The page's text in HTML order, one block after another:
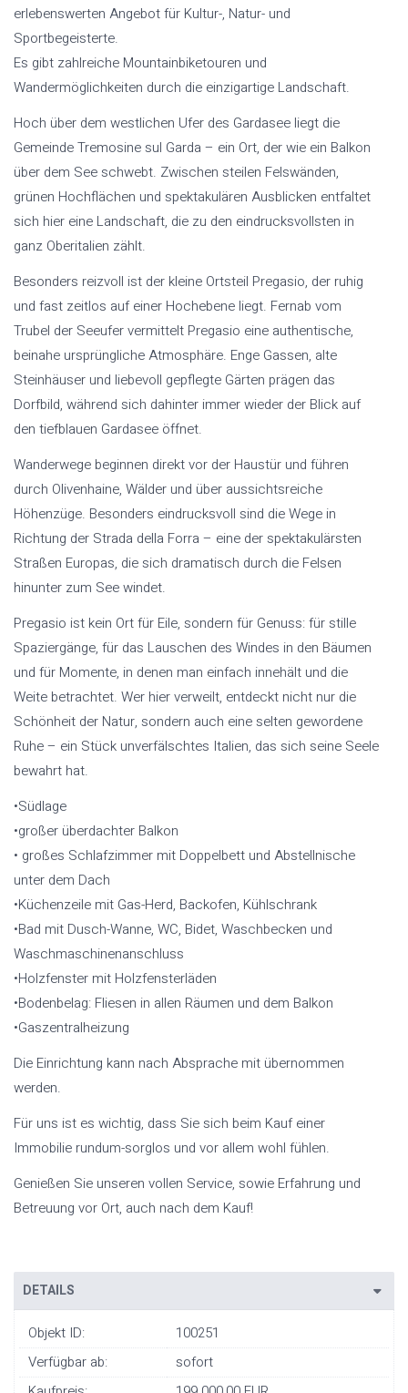
erlebenswerten Angebot für Kultur-, Natur- und
Sportbegeisterte.
Es gibt zahlreiche Mountainbiketouren und
Wandermöglichkeiten durch die einzigartige Landschaft.
Hoch über dem westlichen Ufer des Gardasee liegt die
Gemeinde Tremosine sul Garda – ein Ort, der wie ein Balkon
über dem See schwebt. Zwischen steilen Felswänden,
grünen Hochflächen und spektakulären Ausblicken entfaltet
sich hier eine Landschaft, die zu den eindrucksvollsten in
ganz Oberitalien zählt.
Besonders reizvoll ist der kleine Ortsteil Pregasio, der ruhig
und fast zeitlos auf einer Hochebene liegt. Fernab vom
Trubel der Seeufer vermittelt Pregasio eine authentische,
beinahe ursprüngliche Atmosphäre. Enge Gassen, alte
Steinhäuser und liebevoll gepflegte Gärten prägen das
Dorfbild, während sich dahinter immer wieder der Blick auf
den tiefblauen Gardasee öffnet.
Wanderwege beginnen direkt vor der Haustür und führen
durch Olivenhaine, Wälder und über aussichtsreiche
Höhenzüge. Besonders eindrucksvoll sind die Wege in
Richtung der Strada della Forra – eine der spektakulärsten
Straßen Europas, die sich dramatisch durch die Felsen
hinunter zum See windet.
Pregasio ist kein Ort für Eile, sondern für Genuss: für stille
Spaziergänge, für das Lauschen des Windes in den Bäumen
und für Momente, in denen man einfach innehält und die
Weite betrachtet. Wer hier verweilt, entdeckt nicht nur die
Schönheit der Natur, sondern auch eine selten gewordene
Ruhe – ein Stück unverfälschtes Italien, das sich seine Seele
bewahrt hat.
•Südlage
•großer überdachter Balkon
• großes Schlafzimmer mit Doppelbett und Abstellnische
unter dem Dach
•Küchenzeile mit Gas-Herd, Backofen, Kühlschrank
•Bad mit Dusch-Wanne, WC, Bidet, Waschbecken und
Waschmaschinenanschluss
•Holzfenster mit Holzfensterläden
•Bodenbelag: Fliesen in allen Räumen und dem Balkon
•Gaszentralheizung
Die Einrichtung kann nach Absprache mit übernommen
werden.
Für uns ist es wichtig, dass Sie sich beim Kauf einer
Immobilie rundum-sorglos und vor allem wohl fühlen.
Genießen Sie unseren vollen Service, sowie Erfahrung und
Betreuung vor Ort, auch nach dem Kauf!
DETAILS
Objekt ID:
100251
Verfügbar ab:
sofort